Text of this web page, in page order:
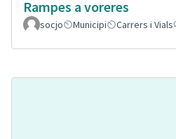
Rampes a voreres
socjo
Municipi Carrers i Vials